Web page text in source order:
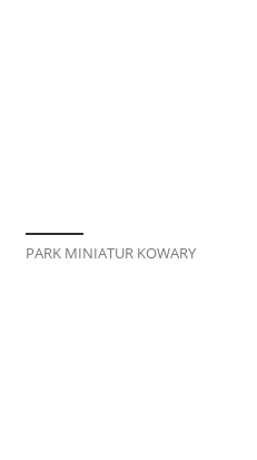
PARK MINIATUR KOWARY